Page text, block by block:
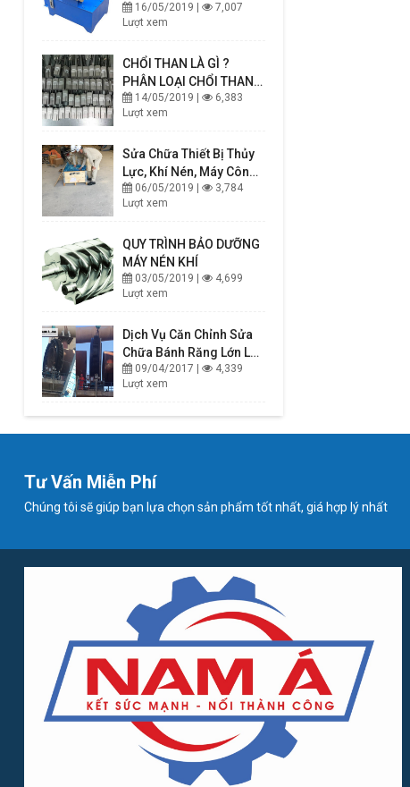
THUỶ LỰC, CÁCH NHẬN
BIẾT VÀ KHẮC PHỤC
16/05/2019 |
7,007
Lượt xem
CHỔI THAN LÀ GÌ ?
PHÂN LOẠI CHỔI THAN
VÀ CÁCH CHỌN CHỔI
THAN PHÙ HỢP
14/05/2019 |
6,383
Lượt xem
Sửa Chữa Thiết Bị Thủy
Lực, Khí Nén, Máy Công
Nghiệp
06/05/2019 |
3,784
Lượt xem
QUY TRÌNH BẢO DƯỠNG
MÁY NÉN KHÍ
03/05/2019 |
4,699
Lượt xem
Dịch Vụ Căn Chỉnh Sửa
Chữa Bánh Răng Lớn Lò
Quay
09/04/2017 |
4,339
Lượt xem
Tư Vấn Miễn Phí
Chúng tôi sẽ giúp bạn lựa chọn sản phẩm tốt nhất, giá hợp lý nhất